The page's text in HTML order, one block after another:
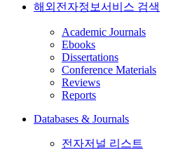
해외전자정보서비스 검색
Academic Journals
Ebooks
Dissertations
Conference Materials
Reviews
Reports
Databases & Journals
전자저널 리스트